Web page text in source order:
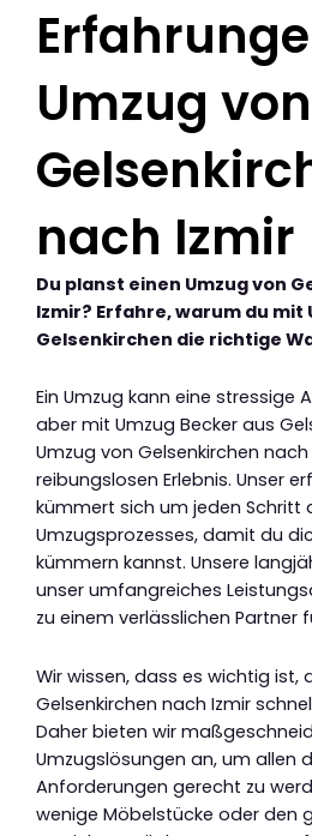
Umzug von
nach Izmir
Du planst einen Umzug von
Izmir? Erfahre, warum du mit
Gelsenkirchen die richtige
Ein Umzug kann eine stressige
aber mit Umzug Becker aus
Umzug von Gelsenkirchen
reibungslosen Erlebnis. Unser
kümmert sich um jeden Schritt
Umzugsprozesses, damit du
kümmern kannst. Unsere
unser umfangreiches
zu einem verlässlichen Partner
Wir wissen, dass es wichtig ist,
Gelsenkirchen nach Izmir
Daher bieten wir
Umzugslösungen an, um allen
Anforderungen gerecht zu
wenige Möbelstücke oder den